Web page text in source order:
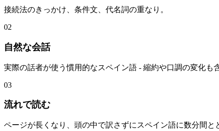
接続法のきっかけ、条件文、代名詞の重なり。
02
自然な会話
実際の話者が使う慣用的なスペイン語 - 縮約や口調の変化も
03
流れで読む
ページが長くなり、頭の中で訳さずにスペイン語に数分間と